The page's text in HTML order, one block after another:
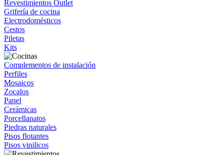
Revestimientos Outlet
Grifería de cocina
Electrodomésticos
Cestos
Piletas
Kits
Complementos de instalación
Perfiles
Mosaicos
Zocalos
Panel
Cerámicas
Porcellanatos
Piedras naturales
Pisos flotantes
Pisos vinilicos